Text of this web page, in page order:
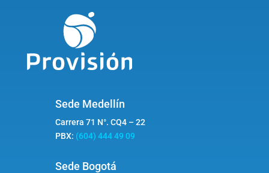
Sede Medellín
Carrera 71 N°. CQ4 – 22
PBX: (604) 444 49 09
Sede Bogotá